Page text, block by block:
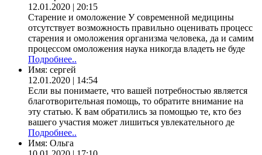
12.01.2020 | 20:15
Старение и омоложение У современной медицины
отсутствует возможность правильно оценивать процесс
старения и омоложения организма человека, да и самим
процессом омоложения наука никогда владеть не буде
Подробнее..
Имя: сергей
12.01.2020 | 14:54
Если вы понимаете, что вашей потребностью является
благотворительная помощь, то обратите внимание на
эту статью. К вам обратились за помощью те, кто без
вашего участия может лишиться увлекательного де
Подробнее..
Имя: Ольга